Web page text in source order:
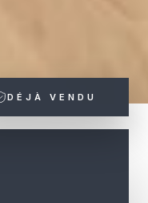
DÉJÀ VENDU